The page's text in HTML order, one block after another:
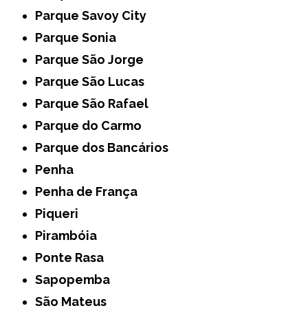
Parque Savoy City
Parque Sonia
Parque São Jorge
Parque São Lucas
Parque São Rafael
Parque do Carmo
Parque dos Bancários
Penha
Penha de França
Piqueri
Pirambóia
Ponte Rasa
Sapopemba
São Mateus